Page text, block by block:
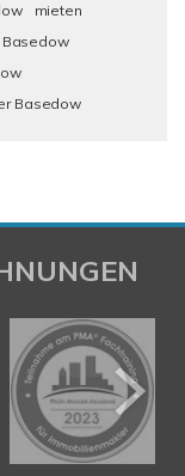
mieten
Basedow
Basedow